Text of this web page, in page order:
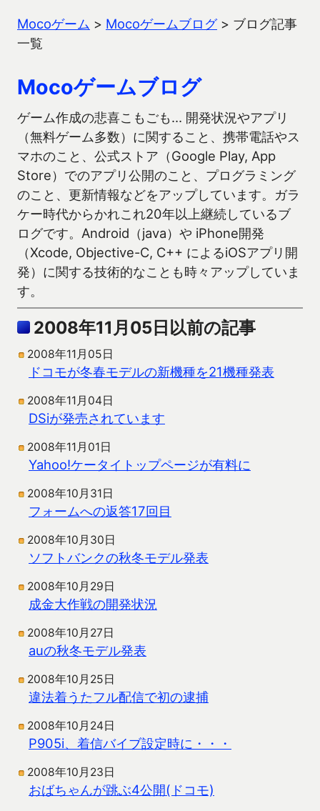
Mocoゲーム > Mocoゲームブログ> ブログ記事
一覧
Mocoゲームブログ
ゲーム作成の悲喜こもごも… 開発状況やアプリ
（無料ゲーム多数）に関すること、携帯電話やス
マホのこと、公式ストア（Google Play, App
Store）でのアプリ公開のこと、プログラミング
のこと、更新情報などをアップしています。ガラ
ケー時代からかれこれ20年以上継続しているブ
ログです。Android（java）や iPhone開発
（Xcode, Objective-C, C++ によるiOSアプリ開
発）に関する技術的なことも時々アップしていま
す。
2008年11月05日以前の記事
2008年11月05日
ドコモが冬春モデルの新機種を21機種発表
2008年11月04日
DSiが発売されています
2008年11月01日
Yahoo!ケータイトップページが有料に
2008年10月31日
フォームへの返答17回目
2008年10月30日
ソフトバンクの秋冬モデル発表
2008年10月29日
成金大作戦の開発状況
2008年10月27日
auの秋冬モデル発表
2008年10月25日
違法着うたフル配信で初の逮捕
2008年10月24日
P905i、着信バイブ設定時に・・・
2008年10月23日
おばちゃんが跳ぶ4公開(ドコモ)